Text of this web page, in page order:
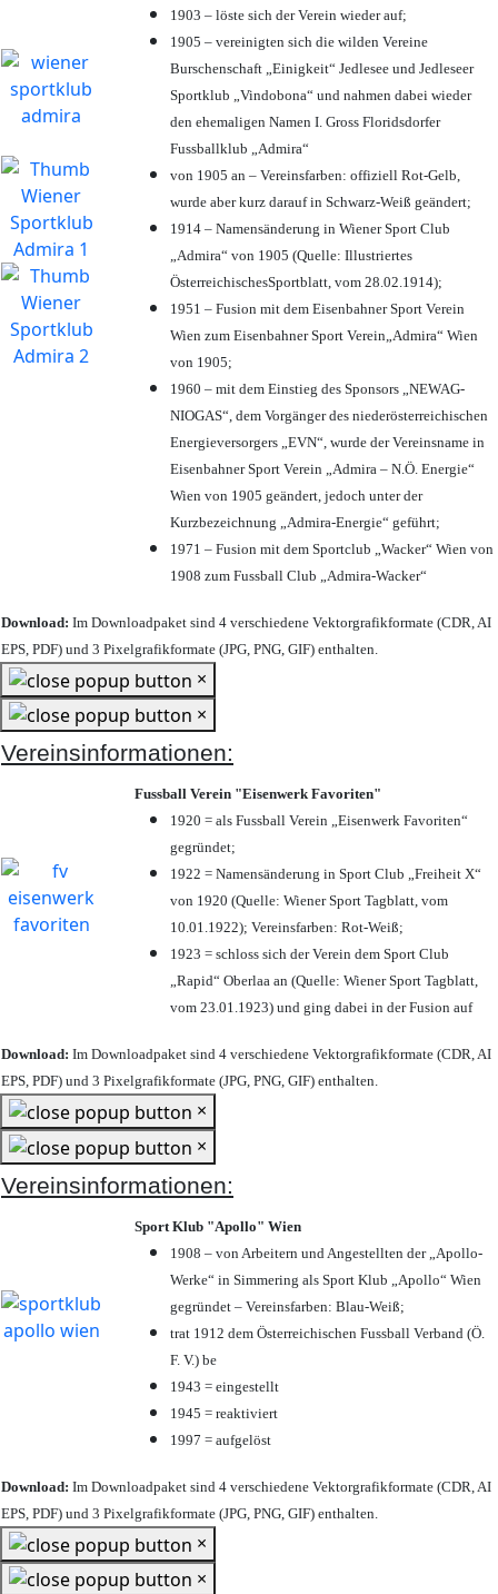
1903 – löste sich der Verein wieder auf;
1905 – vereinigten sich die wilden Vereine
Burschenschaft „Einigkeit“ Jedlesee und Jedleseer
Sportklub „Vindobona“ und nahmen dabei wieder
den ehemaligen Namen I. Gross Floridsdorfer
Fussballklub „Admira“
von 1905 an – Vereinsfarben: offiziell Rot-Gelb,
wurde aber kurz darauf in Schwarz-Weiß geändert;
1914 – Namensänderung in Wiener Sport Club
„Admira“ von 1905 (Quelle: Illustriertes
ÖsterreichischesSportblatt, vom 28.02.1914);
1951 – Fusion mit dem Eisenbahner Sport Verein
Wien zum Eisenbahner Sport Verein„Admira“ Wien
von 1905;
1960 – mit dem Einstieg des Sponsors „NEWAG-
NIOGAS“, dem Vorgänger des niederösterreichischen
Energieversorgers „EVN“, wurde der Vereinsname in
Eisenbahner Sport Verein „Admira – N.Ö. Energie“
Wien von 1905 geändert, jedoch unter der
Kurzbezeichnung „Admira-Energie“ geführt;
1971 – Fusion mit dem Sportclub „Wacker“ Wien von
1908 zum Fussball Club „Admira-Wacker“
Download: Im Downloadpaket sind 4 verschiedene Vektorgrafikformate (CDR, AI
EPS, PDF) und 3 Pixelgrafikformate (JPG, PNG, GIF) enthalten.
×
×
Vereinsinformationen:
Fussball Verein "Eisenwerk Favoriten"
1920 = als Fussball Verein „Eisenwerk Favoriten“
gegründet;
1922 = Namensänderung in Sport Club „Freiheit X“
von 1920 (Quelle: Wiener Sport Tagblatt, vom
10.01.1922); Vereinsfarben: Rot-Weiß;
1923 = schloss sich der Verein dem Sport Club
„Rapid“ Oberlaa an (Quelle: Wiener Sport Tagblatt,
vom 23.01.1923) und ging dabei in der Fusion auf
Download: Im Downloadpaket sind 4 verschiedene Vektorgrafikformate (CDR, AI
EPS, PDF) und 3 Pixelgrafikformate (JPG, PNG, GIF) enthalten.
×
×
Vereinsinformationen:
Sport Klub "Apollo" Wien
1908 – von Arbeitern und Angestellten der „Apollo-
Werke“ in Simmering als Sport Klub „Apollo“ Wien
gegründet – Vereinsfarben: Blau-Weiß;
trat 1912 dem Österreichischen Fussball Verband (Ö.
F. V.) be
1943 = eingestellt
1945 = reaktiviert
1997 = aufgelöst
Download: Im Downloadpaket sind 4 verschiedene Vektorgrafikformate (CDR, AI
EPS, PDF) und 3 Pixelgrafikformate (JPG, PNG, GIF) enthalten.
×
×